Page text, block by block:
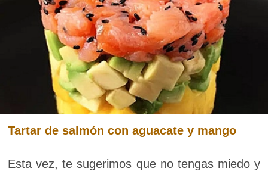
Tartar de salmón con aguacate y mango
Esta vez, te sugerimos que no tengas miedo y